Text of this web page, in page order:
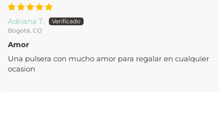
Adriana T.
Bogotá, CO
Amor
Una pulsera con mucho amor para regalar en cualquier
ocasion